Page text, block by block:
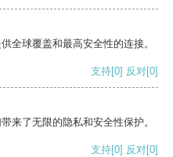
全球覆盖和最高安全性的连接。
支持[0] 反对[0]
来了无限的隐私和安全性保护。
支持[0] 反对[0]